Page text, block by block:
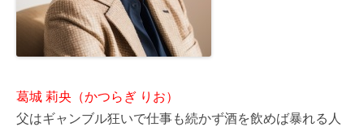
葛城 莉央（かつらぎ りお）
父はギャンブル狂いで仕事も続かず酒を飲めば暴れる人